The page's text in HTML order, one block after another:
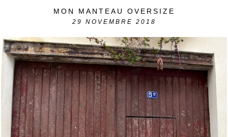
MON MANTEAU OVERSIZE
29 NOVEMBRE 2018